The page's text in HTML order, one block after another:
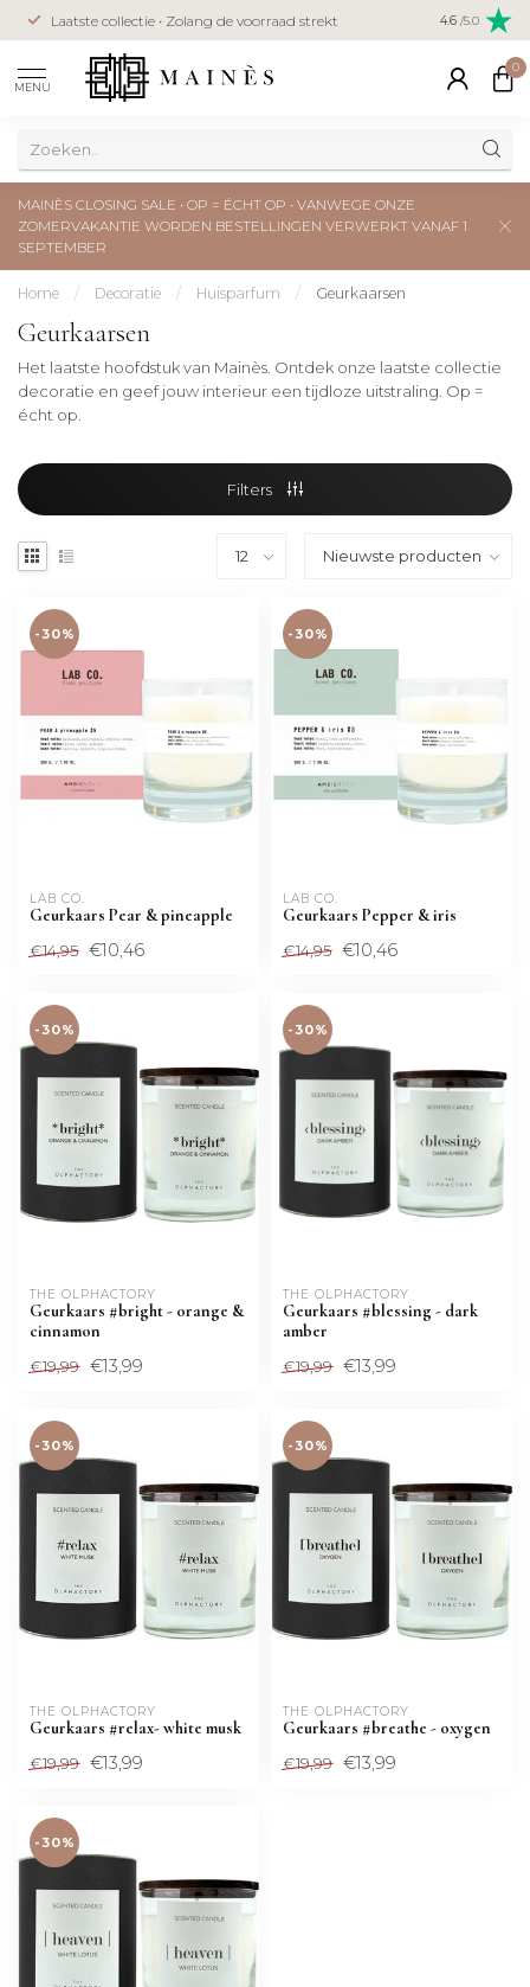
Laatste collectie • Zolang de voorraad strekt Veilig
creditcard
4.6 /5.0
MENU
0
MAINÈS CLOSING SALE • OP = ÉCHT OP • VANWEGE ONZE
ZOMERVAKANTIE WORDEN BESTELLINGEN VERWERKT VANAF 1
SEPTEMBER
Home / Decoratie / Huisparfum / Geurkaarsen
Geurkaarsen
Het laatste hoofdstuk van Mainès. Ontdek onze laatste collectie
decoratie en geef jouw interieur een tijdloze uitstraling. Op =
écht op.
Filters
-30%
LAB CO.
Geurkaars Pear & pineapple
€14,95 €10,46
-30%
LAB CO.
Geurkaars Pepper & iris
€14,95 €10,46
-30%
THE OLPHACTORY
Geurkaars #bright - orange &
cinnamon
€19,99 €13,99
-30%
THE OLPHACTORY
Geurkaars #blessing - dark
amber
€19,99 €13,99
-30%
THE OLPHACTORY
Geurkaars #relax- white musk
€19,99 €13,99
-30%
THE OLPHACTORY
Geurkaars #breathe - oxygen
€19,99 €13,99
-30%